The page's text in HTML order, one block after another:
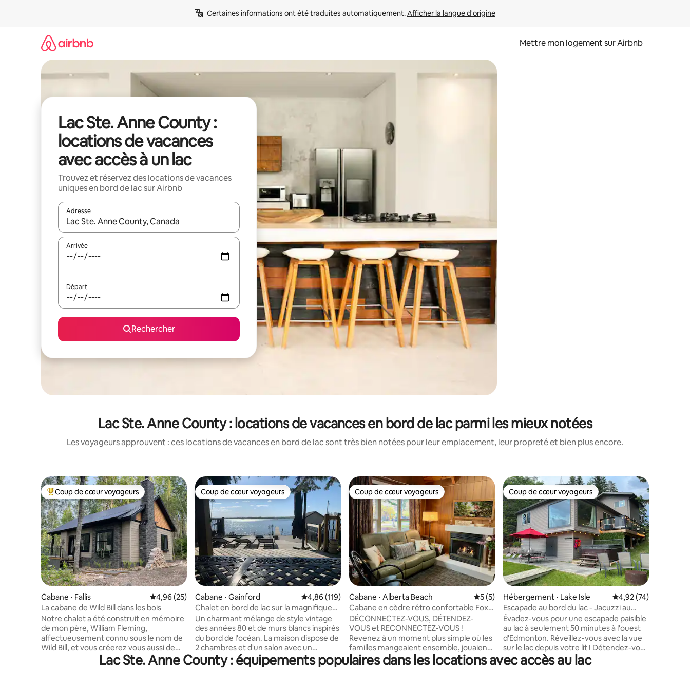
Certaines informations ont été traduites automatiquement. Afficher la langue d'origine
Mettre mon logement sur Airbnb
Lac Ste. Anne County :
locations de vacances
avec accès à un lac
Trouvez et réservez des locations de vacances
uniques en bord de lac sur Airbnb
Adresse
Lorsque les résultats s'affichent, utilisez les flèches vers le haut et vers le bas pour les parcourir ou en appuyant et en faisant glisser.
Arrivée
Départ
Rechercher
Lac Ste. Anne County : locations de vacances en bord de lac parmi les mieux notées
Les voyageurs approuvent : ces locations de vacances en bord de lac sont très bien notées pour leur emplacement, leur propreté et bien plus encore.
Coups de cœur voyageurs les plus appréciés
Coup de cœur voyageurs
Cabane ⋅ Fallis Évaluation moyenne sur la base de 25 commentaires : 4,96 sur 5
4,96 (25)
La cabane de Wild Bill dans les bois
Notre chalet a été construit en mémoire
de mon père, William Fleming,
affectueusement connu sous le nom de
Wild Bill, et vous créerez vous aussi de
nombreux souvenirs en lien avec la
faune. En entrant dans le chalet, vous
Coup de cœur voyageurs
Coup de cœur voyageurs
Cabane ⋅ Gainford Évaluation moyenne sur la base de 119 commentaires : 4,86 sur 5
4,86 (119)
Chalet en bord de lac sur la magnifique
île Lake Isle.
Un charmant mélange de style vintage
des années 80 et de murs blancs inspirés
du bord de l'océan. La maison dispose de
2 chambres et d'un salon avec un
canapé-lit. Il y a également un très joli
hangar à bateaux indépendant,
Coup de cœur voyageurs
Coup de cœur voyageurs
Cabane ⋅ Alberta Beach Évaluation moyenne sur la base de 5 commentaires : 5 sur 5
5 (5)
Cabane en cèdre rétro confortable Fox
Haven
DÉCONNECTEZ-VOUS, DÉTENDEZ-
VOUS et RECONNECTEZ-VOUS !
Revenez à un moment plus simple où les
familles mangeaient ensemble, jouaient
ensemble et parlaient en face à face au
lieu d'envoyer des SMS ! Dès que vous
Coup de cœur voyageurs
Coup de cœur voyageurs
Hébergement ⋅ Lake Isle Évaluation moyenne
4,92 (74)
Escapade au bord du lac - Jacuzzi au
bord de l'eau !
Évadez-vous pour une escapade paisible
au lac à seulement 50 minutes à l'ouest
d'Edmonton. Réveillez-vous avec la vue
sur le lac depuis votre lit ! Détendez-vous
dans le jacuzzi au bord de l'eau, mangez
à l'extérieur sur le patio au bord du lac ou
Lac Ste. Anne County : équipements populaires dans les locations avec accès au lac